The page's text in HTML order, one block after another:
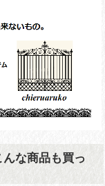
な商品も買っ